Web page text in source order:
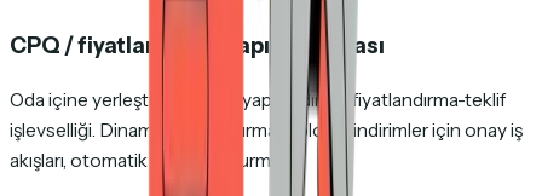
CPQ / fiyatlandırma yapılandırması
Oda içine yerleştirilmiş teklif yapılandırma-fiyatlandırma-teklif
işlevselliği. Dinamik fiyatlandırma tabloları, indirimler için onay iş
akışları, otomatik teklif oluşturma.